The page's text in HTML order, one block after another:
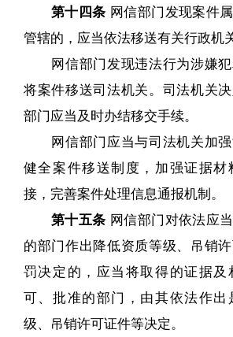
第十四条 网信部门发现案件
管辖的，应当依法移送有关行政机关
网信部门发现违法行为涉嫌犯
将案件移送司法机关。司法机关
部门应当及时办结移交手续。
网信部门应当与司法机关加强
健全案件移送制度，加强证据材
接，完善案件处理信息通报机制。
第十五条 网信部门对依法应
的部门作出降低资质等级、吊销
罚决定的，应当将取得的证据及
可、批准的部门，由其依法作出
级、吊销许可证件等决定。